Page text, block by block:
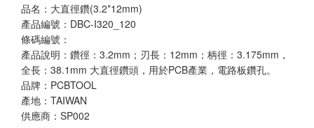
品名：大直徑鑽(3.2*12mm)
產品編號：DBC-I320_120
條碼編號：
產品說明：鑽徑：3.2mm；刃長：12mm；柄徑：3.175mm，
全長：38.1mm 大直徑鑽頭，用於PCB產業，電路板鑽孔。
品牌：PCBTOOL
產地：TAIWAN
供應商：SP002